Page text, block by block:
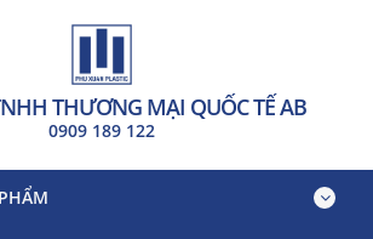
THƯƠNG MẠI QUỐC TẾ AB
0909 189 122